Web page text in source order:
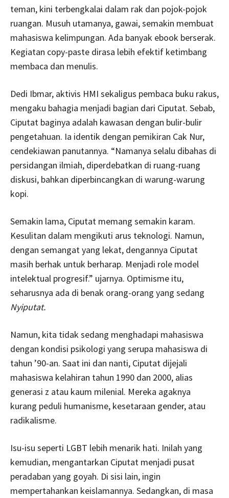
teman, kini terbengkalai dalam rak dan pojok-pojok
ruangan. Musuh utamanya, gawai, semakin membuat
mahasiswa kelimpungan. Ada banyak ebook berserak.
Kegiatan copy-paste dirasa lebih efektif ketimbang
membaca dan menulis.
Dedi Ibmar, aktivis HMI sekaligus pembaca buku rakus,
mengaku bahagia menjadi bagian dari Ciputat. Sebab,
Ciputat baginya adalah kawasan dengan bulir-bulir
pengetahuan. Ia identik dengan pemikiran Cak Nur,
cendekiawan panutannya. “Namanya selalu dibahas di
persidangan ilmiah, diperdebatkan di ruang-ruang
diskusi, bahkan diperbincangkan di warung-warung
kopi.
Semakin lama, Ciputat memang semakin karam.
Kesulitan dalam mengikuti arus teknologi. Namun,
dengan semangat yang lekat, dengannya Ciputat
masih berhak untuk berharap. Menjadi role model
intelektual progresif.” ujarnya. Optimisme itu,
seharusnya ada di benak orang-orang yang sedang
Nyiputat.
Namun, kita tidak sedang menghadapi mahasiswa
dengan kondisi psikologi yang serupa mahasiswa di
tahun ’90-an. Saat ini dan nanti, Ciputat dijejali
mahasiswa kelahiran tahun 1990 dan 2000, alias
generasi z atau kaum milenial. Mereka agaknya
kurang peduli humanisme, kesetaraan gender, atau
radikalisme.
Isu-isu seperti LGBT lebih menarik hati. Inilah yang
kemudian, mengantarkan Ciputat menjadi pusat
peradaban yang goyah. Di sisi lain, ingin
mempertahankan keislamannya. Sedangkan, di masa